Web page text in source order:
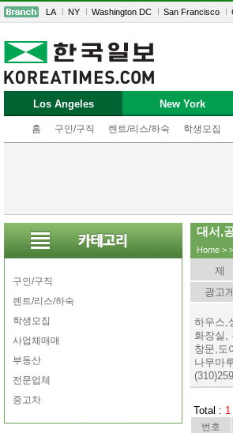
LA NY Washington DC San Francisco
Los Angeles
홈 구인/구직 렌트/리스/하숙 학생모집
New York
구인/구직
렌트/리스/하숙
학생모집
사업체매매
부동산
전문업체
중고차
대서,
Home > >
제
광고
하우스,
화장실,
창문,도
나무마
Total : 1
번호